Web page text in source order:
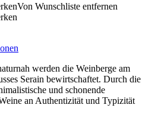
Von Wunschliste entfernen
werden die Weinberge am
Serain bewirtschaftet. Durch die
und schonende
an Authentizität und Typizität